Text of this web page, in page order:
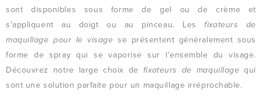
sont disponibles sous forme de gel ou de crème et
s'appliquent au doigt ou au pinceau. Lesfixateurs de
maquillage pour le visage se présentent généralement sous
forme de spray qui se vaporise sur l’ensemble du visage.
Découvrez notre large choix de fixateurs de maquillage qui
sont une solution parfaite pour un maquillage irréprochable.